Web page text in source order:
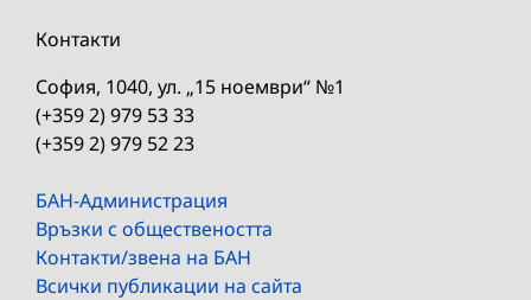
Контакти
София, 1040, ул. „15 ноември“ №1
(+359 2) 979 53 33
(+359 2) 979 52 23
БАН-Администрация
Връзки с обществеността
Контакти/звена на БАН
Всички публикации на сайта